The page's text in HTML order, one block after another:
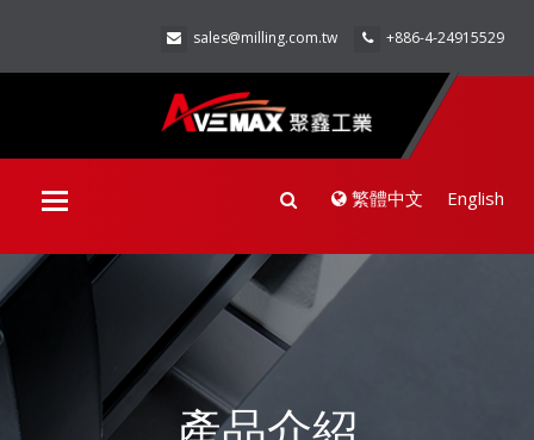
sales@milling.com.tw +886-4-24915529
Toggle
繁體中文 English